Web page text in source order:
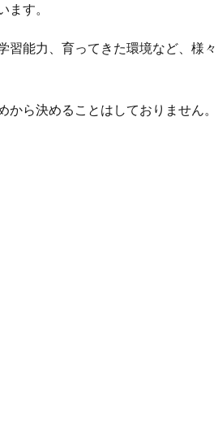
す。
習能力、育ってきた環境など、様々
ら決めることはしておりません。